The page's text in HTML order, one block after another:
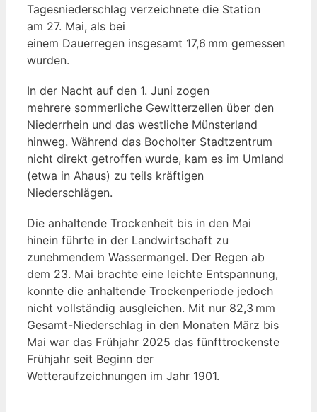
Tagesniederschlag verzeichnete die Station
am 27. Mai, als bei
einem Dauerregen insgesamt 17,6 mm gemessen
wurden.
In der Nacht auf den 1. Juni zogen
mehrere sommerliche Gewitterzellen über den
Niederrhein und das westliche Münsterland
hinweg. Während das Bocholter Stadtzentrum
nicht direkt getroffen wurde, kam es im Umland
(etwa in Ahaus) zu teils kräftigen
Niederschlägen.
Die anhaltende Trockenheit bis in den Mai
hinein führte in der Landwirtschaft zu
zunehmendem Wassermangel. Der Regen ab
dem 23. Mai brachte eine leichte Entspannung,
konnte die anhaltende Trockenperiode jedoch
nicht vollständig ausgleichen. Mit nur 82,3 mm
Gesamt-Niederschlag in den Monaten März bis
Mai war das Frühjahr 2025 das fünfttrockenste
Frühjahr seit Beginn der
Wetteraufzeichnungen im Jahr 1901.